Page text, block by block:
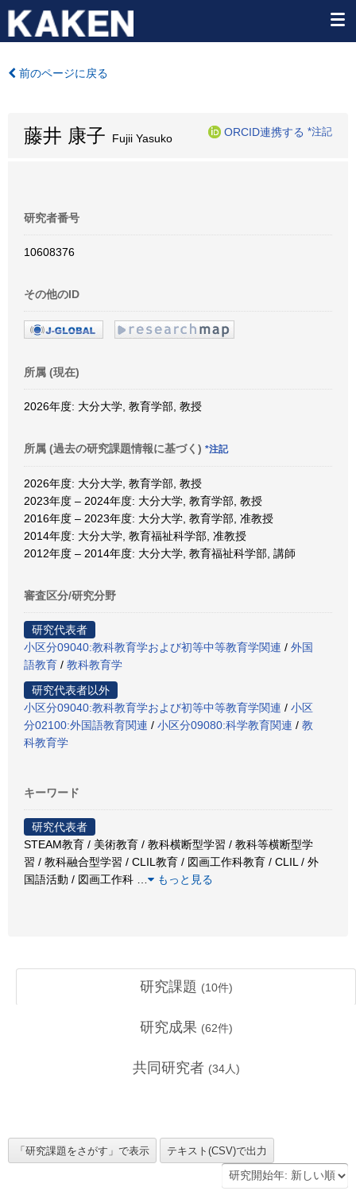
前のページに戻る
藤井 康子 Fujii Yasuko
ORCID連携する *注記
研究者番号
10608376
その他のID
所属 (現在)
2026年度: 大分大学, 教育学部, 教授
所属 (過去の研究課題情報に基づく) *注記
2026年度: 大分大学, 教育学部, 教授
2023年度 – 2024年度: 大分大学, 教育学部, 教授
2016年度 – 2023年度: 大分大学, 教育学部, 准教授
2014年度: 大分大学, 教育福祉科学部, 准教授
2012年度 – 2014年度: 大分大学, 教育福祉科学部, 講師
審査区分/研究分野
研究代表者
小区分09040:教科教育学および初等中等教育学関連 / 外国
語教育 / 教科教育学
研究代表者以外
小区分09040:教科教育学および初等中等教育学関連 / 小区
分02100:外国語教育関連 / 小区分09080:科学教育関連 / 教
科教育学
キーワード
研究代表者
STEAM教育 / 美術教育 / 教科横断型学習 / 教科等横断型学
習 / 教科融合型学習 / CLIL教育 / 図画工作科教育 / CLIL / 外
国語活動 / 図画工作科
もっと見る
研究課題 (10件)
研究成果 (62件)
共同研究者 (34人)